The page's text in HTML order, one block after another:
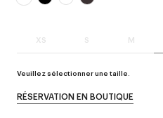
XS S M
Veuillez sélectionner une taille.
RÉSERVATION EN BOUTIQUE